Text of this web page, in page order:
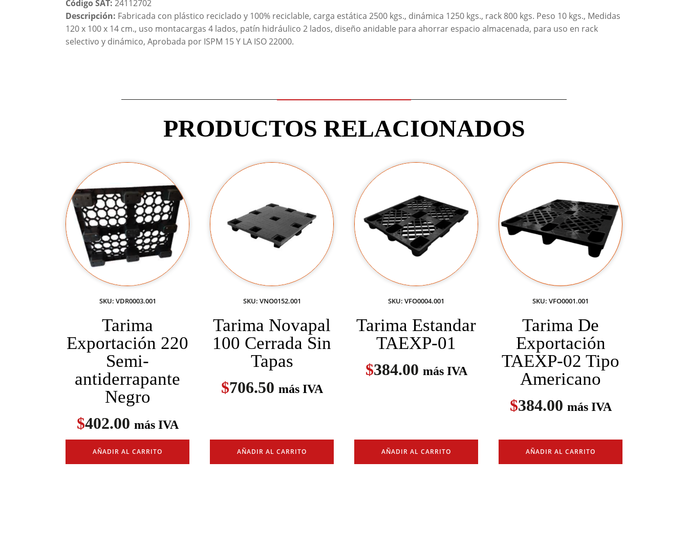
Código SAT: 24112702
Descripción: Fabricada con plástico reciclado y 100% reciclable, carga estática 2500 kgs., dinámica 1250 kgs., rack 800 kgs. Peso 10 kgs., Medidas
120 x 100 x 14 cm., uso montacargas 4 lados, patín hidráulico 2 lados, diseño anidable para ahorrar espacio almacenada, para uso en rack
selectivo y dinámico, Aprobada por ISPM 15 Y LA ISO 22000.
PRODUCTOS RELACIONADOS
SKU: VDR0003.001
Tarima
Exportación 220
Semi-
antiderrapante
Negro
$402.00 más IVA
AÑADIR AL CARRITO
SKU: VNO0152.001
Tarima Novapal
100 Cerrada Sin
Tapas
$706.50 más IVA
AÑADIR AL CARRITO
SKU: VFO0004.001
Tarima Estandar
TAEXP-01
$384.00 más IVA
AÑADIR AL CARRITO
SKU: VFO0001.001
Tarima De
Exportación
TAEXP-02 Tipo
Americano
$384.00 más IVA
AÑADIR AL CARRITO